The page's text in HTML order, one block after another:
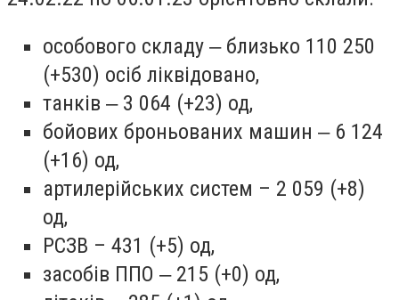
особового складу ‒ близько 110 250
(+530) осіб ліквідовано,
танків ‒ 3 064 (+23) од,
бойових броньованих машин ‒ 6 124
(+16) од,
артилерійських систем – 2 059 (+8)
од,
РСЗВ – 431 (+5) од,
засобів ППО ‒ 215 (+0) од,